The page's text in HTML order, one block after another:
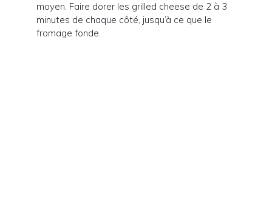
moyen. Faire dorer les grilled cheese de 2 à 3
minutes de chaque côté, jusqu’à ce que le
fromage fonde.